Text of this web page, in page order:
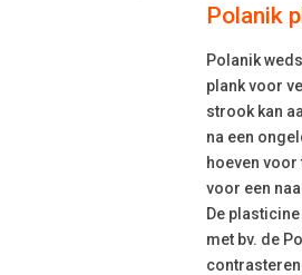
Polanik
Polanik
plank voor
strook kan
na een
hoeven
voor een
De
met bv. de